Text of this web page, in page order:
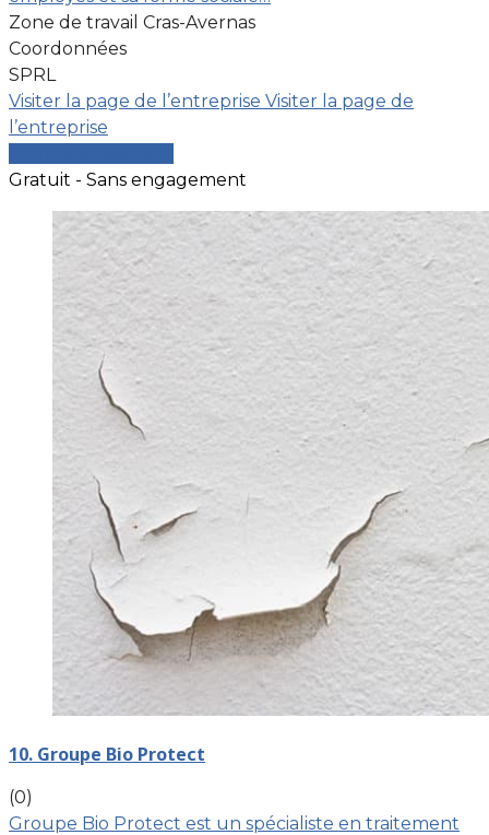
Zone de travail Cras-Avernas
Coordonnées
SPRL
Visiter la page de l’entreprise Visiter la page de
l’entreprise
Gratuit - Sans engagement
10. Groupe Bio Protect
(0)
Groupe Bio Protect est un spécialiste en traitement